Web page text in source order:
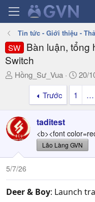
Tin tức - Giới thiệu -
SW
Bàn luận, tổng
Switch
T
a
d
s
a
r
t
e
Hồng_Sư_Vua
N
g
y
i
20/
Trước
1 …
taditest
<b><font
Lão Làng GVN
5/7/26
Deer & Boy: Launch